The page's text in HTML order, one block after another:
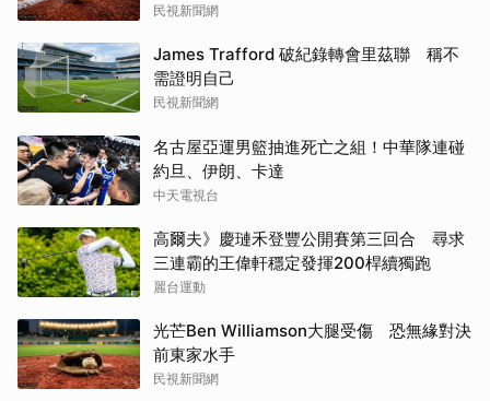
民視新聞網
James Trafford 破紀錄轉會里茲聯 稱不
需證明自己
民視新聞網
名古屋亞運男籃抽進死亡之組！中華隊連碰
約旦、伊朗、卡達
中天電視台
高爾夫》慶璉禾登豐公開賽第三回合 尋求
三連霸的王偉軒穩定發揮200桿續獨跑
麗台運動
光芒Ben Williamson大腿受傷 恐無緣對決
前東家水手
民視新聞網